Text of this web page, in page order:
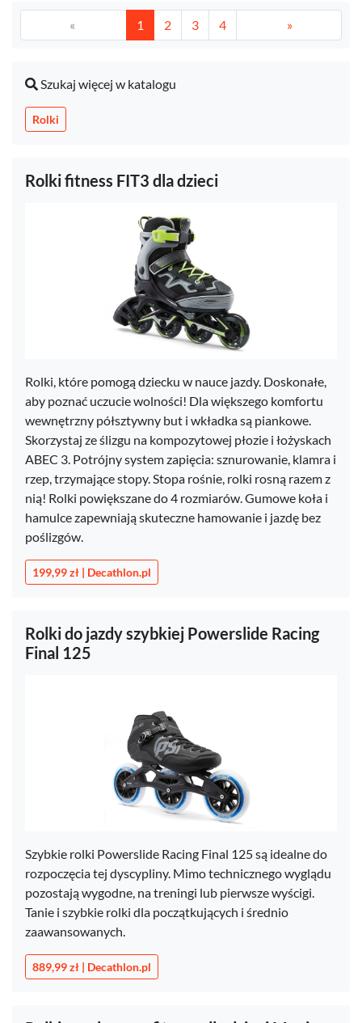
« 1 2 3 4 »
Szukaj więcej w katalogu
Rolki
Rolki fitness FIT3 dla dzieci
Rolki, które pomogą dziecku w nauce jazdy. Doskonałe,
aby poznać uczucie wolności! Dla większego komfortu
wewnętrzny półsztywny but i wkładka są piankowe.
Skorzystaj ze ślizgu na kompozytowej płozie i łożyskach
ABEC 3. Potrójny system zapięcia: sznurowanie, klamra i
rzep, trzymające stopy. Stopa rośnie, rolki rosną razem z
nią! Rolki powiększane do 4 rozmiarów. Gumowe koła i
hamulce zapewniają skuteczne hamowanie i jazdę bez
poślizgów.
199,99 zł | Decathlon.pl
Rolki do jazdy szybkiej Powerslide Racing
Final 125
Szybkie rolki Powerslide Racing Final 125 są idealne do
rozpoczęcia tej dyscypliny. Mimo technicznego wyglądu
pozostają wygodne, na treningi lub pierwsze wyścigi.
Tanie i szybkie rolki dla początkujących i średnio
zaawansowanych.
889,99 zł | Decathlon.pl